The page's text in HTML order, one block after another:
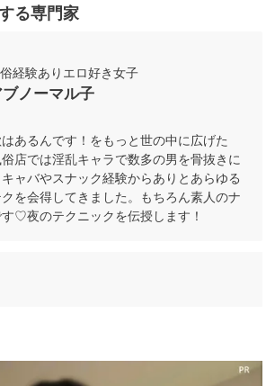
る専門家
経験ありエロ好き女子
ノーマル子
あるんです！をもっと世の中に広げた
店では淫乱キャラで数多の男を骨抜きに
ャバやスナック経験からありとあらゆる
を会得してきました。もちろん素人のナ
♡夜のテクニックを伝授します！